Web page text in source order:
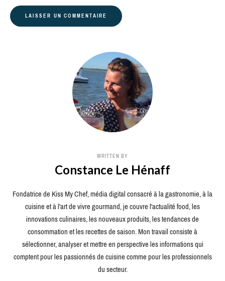
WRITTEN BY
Constance Le Hénaff
Fondatrice de Kiss My Chef, média digital consacré à la gastronomie, à la
cuisine et à l'art de vivre gourmand, je couvre l'actualité food, les
innovations culinaires, les nouveaux produits, les tendances de
consommation et les recettes de saison. Mon travail consiste à
sélectionner, analyser et mettre en perspective les informations qui
comptent pour les passionnés de cuisine comme pour les professionnels
du secteur.